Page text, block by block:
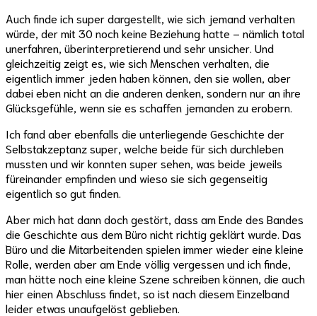
Auch finde ich super dargestellt, wie sich jemand verhalten
würde, der mit 30 noch keine Beziehung hatte – nämlich total
unerfahren, überinterpretierend und sehr unsicher. Und
gleichzeitig zeigt es, wie sich Menschen verhalten, die
eigentlich immer jeden haben können, den sie wollen, aber
dabei eben nicht an die anderen denken, sondern nur an ihre
Glücksgefühle, wenn sie es schaffen jemanden zu erobern.
Ich fand aber ebenfalls die unterliegende Geschichte der
Selbstakzeptanz super, welche beide für sich durchleben
mussten und wir konnten super sehen, was beide jeweils
füreinander empfinden und wieso sie sich gegenseitig
eigentlich so gut finden.
Aber mich hat dann doch gestört, dass am Ende des Bandes
die Geschichte aus dem Büro nicht richtig geklärt wurde. Das
Büro und die Mitarbeitenden spielen immer wieder eine kleine
Rolle, werden aber am Ende völlig vergessen und ich finde,
man hätte noch eine kleine Szene schreiben können, die auch
hier einen Abschluss findet, so ist nach diesem Einzelband
leider etwas unaufgelöst geblieben.